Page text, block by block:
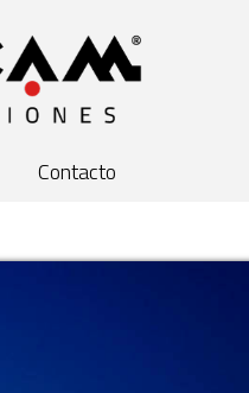
Contacto